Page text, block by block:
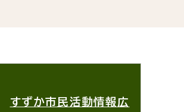
すずか市民活動情報広